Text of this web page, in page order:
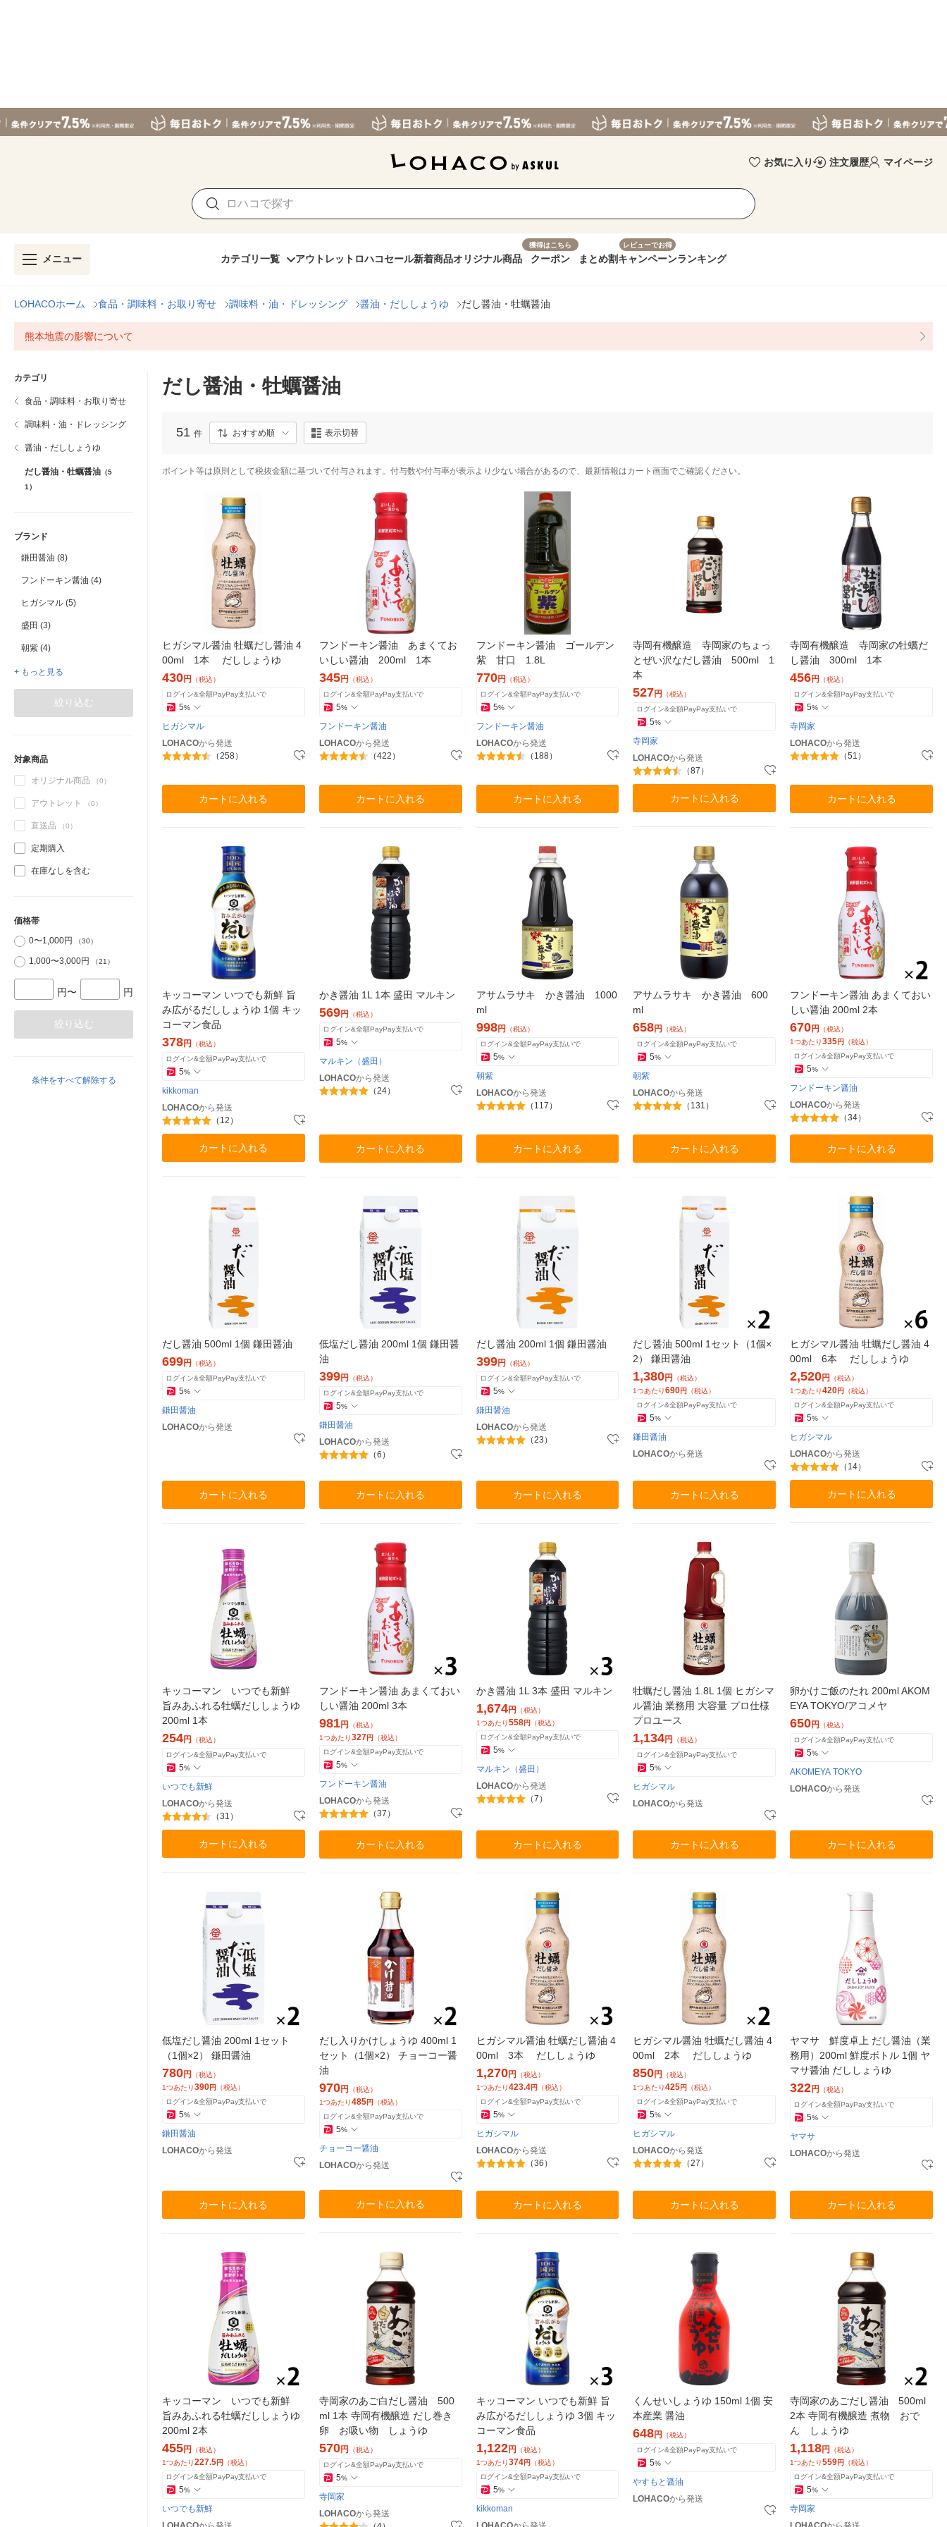
お気に入り 注文履歴 マイページ
メニュー カテゴリ一覧 アウトレット ロハコセール新着商品オリジナル商品
獲得はこちら
クーポン まとめ割
レビューでお得
キャンペーンランキング
LOHACOホーム 食品・調味料・お取り寄せ 調味料・油・ドレッシング 醤油・だししょうゆ だし醤油・牡蠣醤油
熊本地震の影響について
カテゴリ
食品・調味料・お取り寄せ
調味料・油・ドレッシング
醤油・だししょうゆ
だし醤油・牡蠣醤油 （5
1）
ブランド
鎌田醤油 (8)
フンドーキン醤油 (4)
ヒガシマル (5)
盛田 (3)
朝紫 (4)
+ もっと見る
絞り込む
対象商品
オリジナル商品 （0）
アウトレット （0）
直送品 （0）
定期購入
在庫なしを含む
価格帯
0〜1,000円
（30）
1,000〜3,000円 （21）
円〜 円
絞り込む
条件をすべて解除する
だし醤油・牡蠣醤油
51 件 おすすめ順 表示切替
ポイント等は原則として税抜金額に基づいて付与されます。付与数や付与率が表示より少ない場合があるので、最新情報はカート画面でご確認ください。
ヒガシマル醤油 牡蠣だし醤油 4
00ml 1本 だししょうゆ
430円 （税込）
ログイン&全額PayPay支払いで
5%
ヒガシマル
LOHACOから発送
（258）
カートに入れる
フンドーキン醤油 あまくてお
いしい醤油 200ml 1本
345円 （税込）
ログイン&全額PayPay支払いで
5%
フンドーキン醤油
LOHACOから発送
（422）
カートに入れる
フンドーキン醤油 ゴールデン
紫 甘口 1.8L
770円 （税込）
ログイン&全額PayPay支払いで
5%
フンドーキン醤油
LOHACOから発送
（188）
カートに入れる
寺岡有機醸造 寺岡家のちょっ
とぜい沢なだし醤油 500ml 1
本
527円
（税込）
ログイン&全額PayPay支払いで
5%
寺岡家
LOHACOから発送
（87）
カートに入れる
寺岡有機醸造 寺岡家の牡蠣だ
し醤油 300ml 1本
456円
（税込）
ログイン&全額PayPay支払いで
5%
寺岡家
LOHACOから発送
（51）
カートに入れる
キッコーマン いつでも新鮮 旨
み広がるだししょうゆ 1個 キッ
コーマン食品
378円 （税込）
ログイン&全額PayPay支払いで
5%
kikkoman
LOHACOから発送
（12）
カートに入れる
かき醤油 1L 1本 盛田 マルキン
569円 （税込）
ログイン&全額PayPay支払いで
5%
マルキン（盛田）
LOHACOから発送
（24）
カートに入れる
アサムラサキ かき醤油 1000
ml
998円 （税込）
ログイン&全額PayPay支払いで
5%
朝紫
LOHACOから発送
（117）
カートに入れる
アサムラサキ かき醤油 600
ml
658円
（税込）
ログイン&全額PayPay支払いで
5%
朝紫
LOHACOから発送
（131）
カートに入れる
フンドーキン醤油 あまくておい
しい醤油 200ml 2本
670円
（税込）
1つあたり335円
（税込）
ログイン&全額PayPay支払いで
5%
フンドーキン醤油
LOHACOから発送
（34）
カートに入れる
だし醤油 500ml 1個 鎌田醤油
699円
（税込）
ログイン&全額PayPay支払いで
5%
鎌田醤油
LOHACOから発送
カートに入れる
低塩だし醤油 200ml 1個 鎌田醤
油
399円
（税込）
ログイン&全額PayPay支払いで
5%
鎌田醤油
LOHACOから発送
（6）
カートに入れる
だし醤油 200ml 1個 鎌田醤油
399円
（税込）
ログイン&全額PayPay支払いで
5%
鎌田醤油
LOHACOから発送
（23）
カートに入れる
だし醤油 500ml 1セット（1個×
2） 鎌田醤油
1,380円
（税込）
1つあたり690円
（税込）
ログイン&全額PayPay支払いで
5%
鎌田醤油
LOHACOから発送
カートに入れる
ヒガシマル醤油 牡蠣だし醤油 4
00ml 6本 だししょうゆ
2,520円
（税込）
1つあたり420円
（税込）
ログイン&全額PayPay支払いで
5%
ヒガシマル
LOHACOから発送
（14）
カートに入れる
キッコーマン いつでも新鮮
旨みあふれる牡蠣だししょうゆ
200ml 1本
254円
（税込）
ログイン&全額PayPay支払いで
5%
いつでも新鮮
LOHACOから発送
（31）
カートに入れる
フンドーキン醤油 あまくておい
しい醤油 200ml 3本
981円
（税込）
1つあたり327 円 （税込）
ログイン&全額PayPay支払いで
5%
フンドーキン醤油
LOHACOから発送
（37）
カートに入れる
かき醤油 1L 3本 盛田 マルキン
1,674円
（税込）
1つあたり558円 （税込）
ログイン&全額PayPay支払いで
5%
マルキン（盛田）
LOHACOから発送
（7）
カートに入れる
牡蠣だし醤油 1.8L 1個 ヒガシマ
ル醤油 業務用 大容量 プロ仕様
プロユース
1,134円
（税込）
ログイン&全額PayPay支払いで
5%
ヒガシマル
LOHACOから発送
カートに入れる
卵かけご飯のたれ 200ml AKOM
EYA TOKYO/アコメヤ
650円
（税込）
ログイン&全額PayPay支払いで
5%
AKOMEYA TOKYO
LOHACOから発送
カートに入れる
低塩だし醤油 200ml 1セット
（1個×2） 鎌田醤油
780円
（税込）
1つあたり390円 （税込）
ログイン&全額PayPay支払いで
5%
鎌田醤油
LOHACOから発送
カートに入れる
だし入りかけしょうゆ 400ml 1
セット（1個×2） チョーコー醤
油
970円
（税込）
1つあたり485円 （税込）
ログイン&全額PayPay支払いで
5%
チョーコー醤油
LOHACOから発送
カートに入れる
ヒガシマル醤油 牡蠣だし醤油 4
00ml 3本 だししょうゆ
1,270円
（税込）
1つあたり423.4円 （税込）
ログイン&全額PayPay支払いで
5%
ヒガシマル
LOHACOから発送
（36）
カートに入れる
ヒガシマル醤油 牡蠣だし醤油 4
00ml 2本 だししょうゆ
850円
（税込）
1つあたり425円
（税込）
ログイン&全額PayPay支払いで
5%
ヒガシマル
LOHACOから発送
（27）
カートに入れる
ヤマサ 鮮度卓上 だし醤油（業
務用）200ml 鮮度ボトル 1個 ヤ
マサ醤油 だししょうゆ
322円
（税込）
ログイン&全額PayPay支払いで
5%
ヤマサ
LOHACOから発送
カートに入れる
キッコーマン いつでも新鮮
旨みあふれる牡蠣だししょうゆ
200ml 2本
455円 （税込）
1つあたり227.5円 （税込）
ログイン&全額PayPay支払いで
5%
いつでも新鮮
寺岡家のあご白だし醤油 500
ml 1本 寺岡有機醸造 だし巻き
卵 お吸い物 しょうゆ
570円 （税込）
ログイン&全額PayPay支払いで
5%
寺岡家
LOHACOから発送
キッコーマン いつでも新鮮 旨
み広がるだししょうゆ 3個 キッ
コーマン食品
1,122円 （税込）
1つあたり374円 （税込）
ログイン&全額PayPay支払いで
5%
kikkoman
くんせいしょうゆ 150ml 1個 安
本産業 醤油
648円
（税込）
ログイン&全額PayPay支払いで
5%
やすもと醤油
LOHACOから発送
寺岡家のあごだし醤油 500ml
2本 寺岡有機醸造 煮物 おで
ん しょうゆ
1,118円
（税込）
1つあたり559円
（税込）
ログイン&全額PayPay支払いで
5%
寺岡家